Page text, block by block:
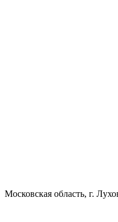
Московская область, г.